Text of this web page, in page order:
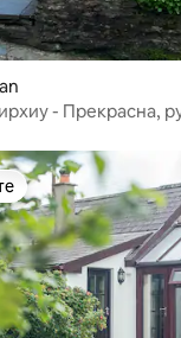
- Прекрасна,